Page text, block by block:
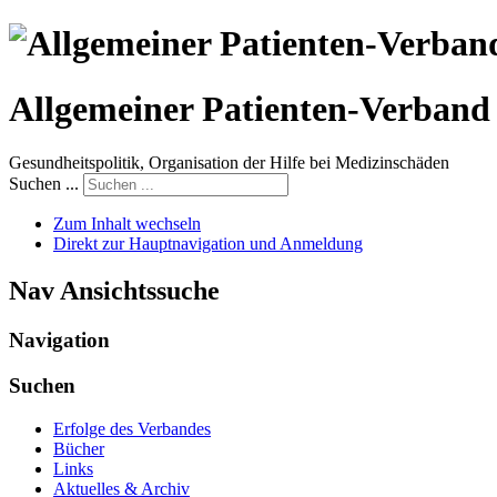
Allgemeiner Patienten-Verband
Gesundheitspolitik, Organisation der Hilfe bei Medizinschäden
Suchen ...
Zum Inhalt wechseln
Direkt zur Hauptnavigation und Anmeldung
Nav Ansichtssuche
Navigation
Suchen
Erfolge des Verbandes
Bücher
Links
Aktuelles & Archiv